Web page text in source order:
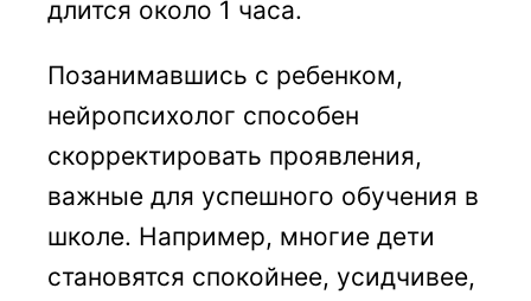
длится около 1 часа.
Позанимавшись с ребенком,
нейропсихолог способен
скорректировать проявления,
важные для успешного обучения в
школе. Например, многие дети
становятся спокойнее, усидчивее,